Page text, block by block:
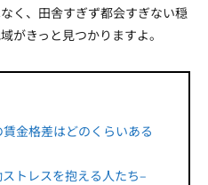
く、田舎すぎず都会すぎない穏
がきっと見つかりますよ。
金格差はどのくらいある
トレスを抱える人たち–